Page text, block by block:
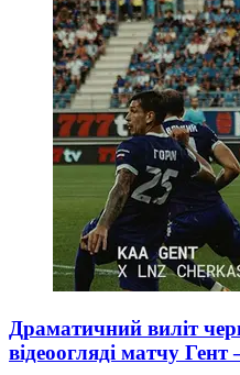
Драматичний виліт
відеоогляді матчу